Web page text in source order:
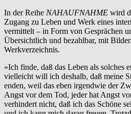
In der Reihe NAHAUFNAHME wird
Zugang zu Leben und Werk eines
vermittelt – in Form von Gesprächen
Übersichtlich und bezahlbar, mit
Werkverzeichnis.
»Ich finde, daß das Leben als solches
vielleicht will ich deshalb, daß meine
enden, weil das eben irgendwie der
Angst vor dem Tod, jeder hat Angst
verhindert nicht, daß ich das Schöne